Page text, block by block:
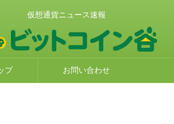
仮想通貨ニュース速報
プ お問い合わせ